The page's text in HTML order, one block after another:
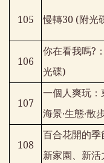
105 慢轉30 (附光
106
你在看我嗎?
光碟)
107
一個人爽玩：
海景‧生態‧散
108
百合花開的
新家園、新